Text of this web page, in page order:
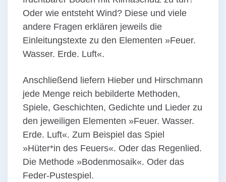
Oder wie entsteht Wind? Diese und viele
andere Fragen erklären jeweils die
Einleitungstexte zu den Elementen »Feuer.
Wasser. Erde. Luft«.
Anschließend liefern Hieber und Hirschmann
jede Menge reich bebilderte Methoden,
Spiele, Geschichten, Gedichte und Lieder zu
den jeweiligen Elementen »Feuer. Wasser.
Erde. Luft«. Zum Beispiel das Spiel
»Hüter*in des Feuers«. Oder das Regenlied.
Die Methode »Bodenmosaik«. Oder das
Feder-Pustespiel.